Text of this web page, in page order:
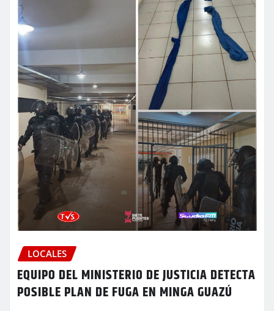
LOCALES
EQUIPO DEL MINISTERIO DE JUSTICIA DETECTA
POSIBLE PLAN DE FUGA EN MINGA GUAZÚ